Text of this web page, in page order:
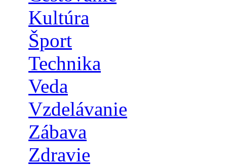
Kultúra
Šport
Technika
Veda
Vzdelávanie
Zábava
Zdravie